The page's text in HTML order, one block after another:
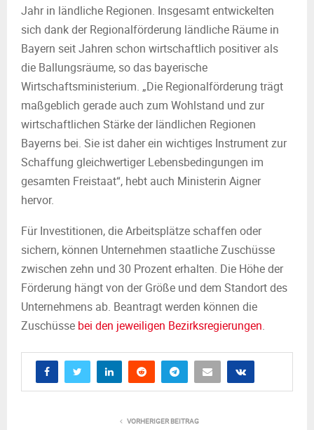
Jahr in ländliche Regionen. Insgesamt entwickelten
sich dank der Regionalförderung ländliche Räume in
Bayern seit Jahren schon wirtschaftlich positiver als
die Ballungsräume, so das bayerische
Wirtschaftsministerium. „Die Regionalförderung trägt
maßgeblich gerade auch zum Wohlstand und zur
wirtschaftlichen Stärke der ländlichen Regionen
Bayerns bei. Sie ist daher ein wichtiges Instrument zur
Schaffung gleichwertiger Lebensbedingungen im
gesamten Freistaat“, hebt auch Ministerin Aigner
hervor.
Für Investitionen, die Arbeitsplätze schaffen oder
sichern, können Unternehmen staatliche Zuschüsse
zwischen zehn und 30 Prozent erhalten. Die Höhe der
Förderung hängt von der Größe und dem Standort des
Unternehmens ab. Beantragt werden können die
Zuschüsse bei den jeweiligen Bezirksregierungen.
VORHERIGER BEITRAG